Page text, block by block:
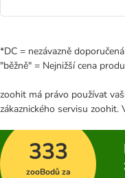
*DC = nezávazně
"běžně" = Nejnižší cena
zoohit má právo používat
zákaznického servisu zoohit.
333
zooBodů za